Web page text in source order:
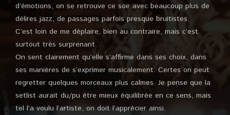
d’émotions, on se retrouve ce soir avec beaucoup plus de
délires jazz, de passages parfois presque bruitistes.
C’est loin de me déplaire, bien au contraire, mais c’est
surtout très surprenant.
On sent clairement qu’elle s’affirme dans ses choix, dans
ses manières de s’exprimer musicalement. Certes on peut
regretter quelques morceaux plus calmes. Je pense que la
setlist aurait du/pu être mieux équilibrée en ce sens, mais
tel l’a voulu l’artiste, on doit l’apprécier ainsi.